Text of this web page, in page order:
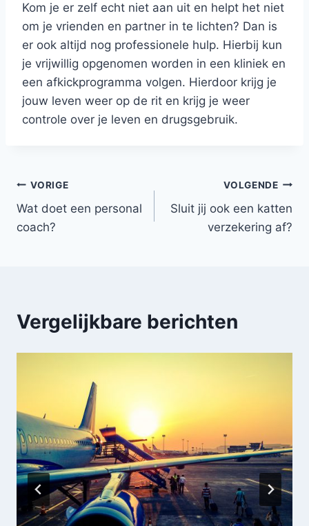
Kom je er zelf echt niet aan uit en helpt het niet
om je vrienden en partner in te lichten? Dan is
er ook altijd nog professionele hulp. Hierbij kun
je vrijwillig opgenomen worden in een kliniek en
een afkickprogramma volgen. Hierdoor krijg je
jouw leven weer op de rit en krijg je weer
controle over je leven en drugsgebruik.
Bericht
navigatie
VORIGE
Wat doet een personal
coach?
VOLGENDE
Sluit jij ook een katten
verzekering af?
Vergelijkbare berichten